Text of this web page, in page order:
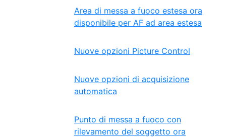
Area di messa a fuoco estesa ora
disponibile per AF ad area estesa
Nuove opzioni Picture Control
Nuove opzioni di acquisizione
automatica
Punto di messa a fuoco con
rilevamento del soggetto ora